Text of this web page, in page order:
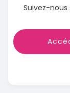
Suivez-